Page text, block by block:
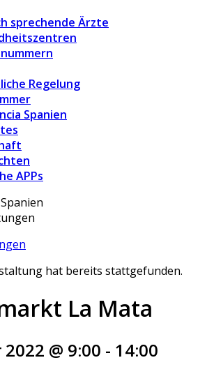
sprechende Ärzte
Regelung
Spanien
APPs
hat bereits stattgefunden.
La Mata
@ 9:00 - 14:00